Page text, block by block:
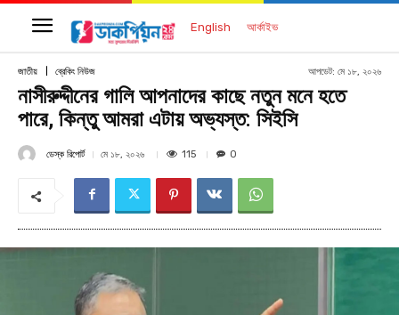
English আর্কাইভ
জাতীয় ব্রেকিং নিউজ আপডেট: মে ১৮, ২০২৬
নাসীরুদ্দীনের গালি আপনাদের কাছে নতুন মনে হতে
পারে, কিন্তু আমরা এটায় অভ্যস্ত: সিইসি
ডেস্ক রিপোর্ট মে ১৮, ২০২৬ 115 0